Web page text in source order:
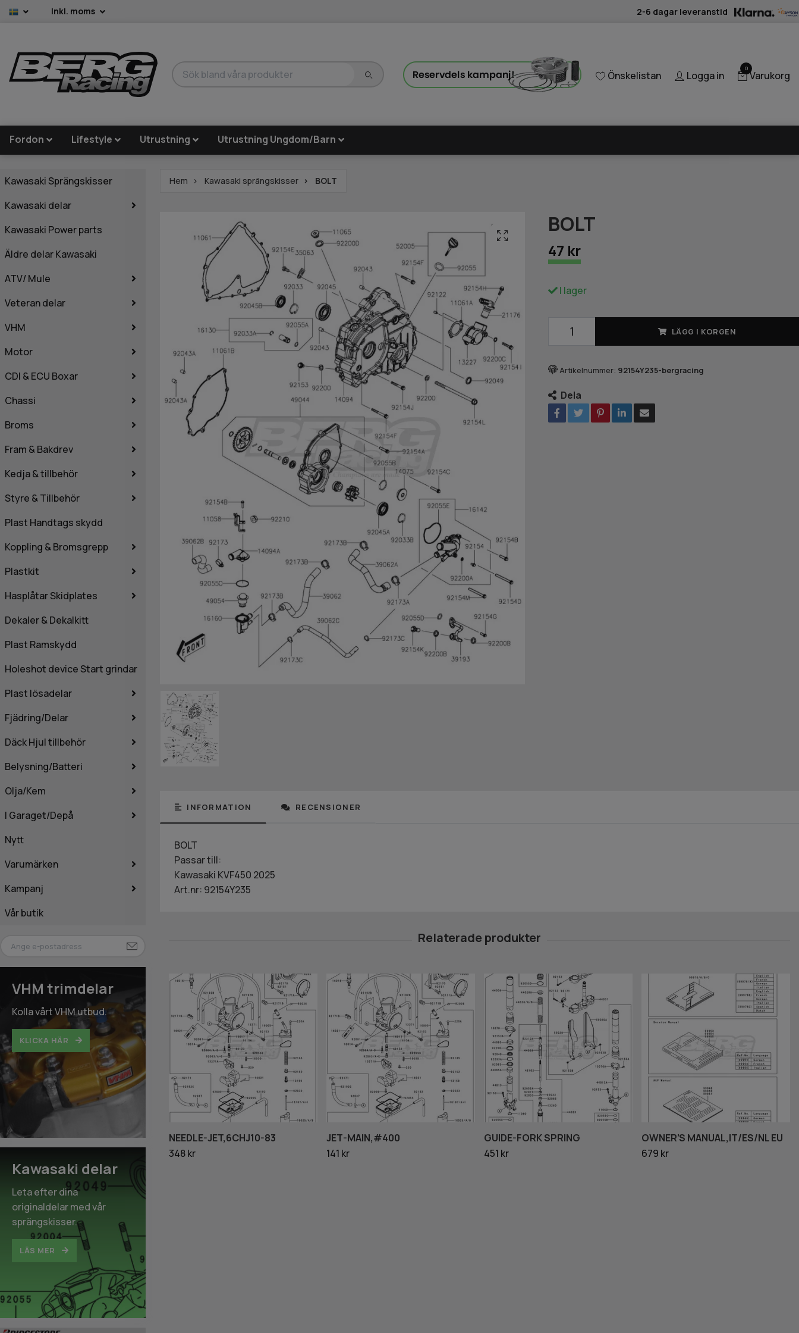
Inkl. moms 2-6 dagar leveranstid
Önskelistan Logga in
0
Varukorg
Fordon Lifestyle Utrustning Utrustning Ungdom/Barn
Kawasaki Sprängskisser
Kawasaki delar
Kawasaki Power parts
Äldre delar Kawasaki
ATV/ Mule
Veteran delar
VHM
Motor
CDI & ECU Boxar
Chassi
Broms
Fram & Bakdrev
Kedja & tillbehör
Styre & Tillbehör
Plast Handtags skydd
Koppling & Bromsgrepp
Plastkit
Hasplåtar Skidplates
Dekaler & Dekalkitt
Plast Ramskydd
Holeshot device Start grindar
Plast lösadelar
Fjädring/Delar
Däck Hjul tillbehör
Belysning/Batteri
Olja/Kem
I Garaget/Depå
Nytt
Varumärken
Kampanj
Vår butik
VHM trimdelar
Kolla vårt VHM utbud.
KLICKA HÄR
Kawasaki delar
Leta efter dina
originaldelar med vår
sprängskisser.
LÄS MER
Hem Kawasaki sprängskisser BOLT
BOLT
47 kr
I lager
LÄGG I KORGEN
Artikelnummer: 92154Y235-bergracing
Dela
INFORMATION RECENSIONER
BOLT
Passar till:
Kawasaki KVF450 2025
Art.nr: 92154Y235
NEEDLE-JET,6CHJ10-83
348 kr
JET-MAIN,#400
141 kr
GUIDE-FORK SPRING
451 kr
OWNER’S MANUAL,IT/ES/NL EU
679 kr